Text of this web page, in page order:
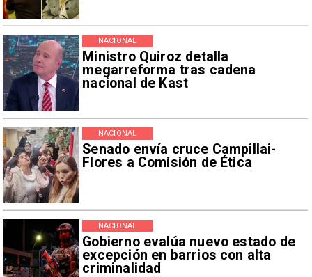
Ministro Quiroz detalla
megarreforma tras cadena
nacional de Kast
NACIONAL
Senado envía cruce Campillai-
Flores a Comisión de Ética
NACIONAL
Gobierno evalúa nuevo estado de
excepción en barrios con alta
criminalidad
NACIONAL